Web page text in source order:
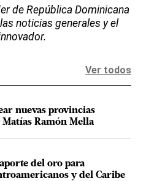
de República Dominicana
noticias generales y el
Ver todos
nuevas provincias
Ramón Mella
del oro para
y del Caribe